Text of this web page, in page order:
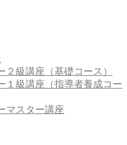
２級講座（基礎コース）
１級講座（指導者養成コー
マスター講座